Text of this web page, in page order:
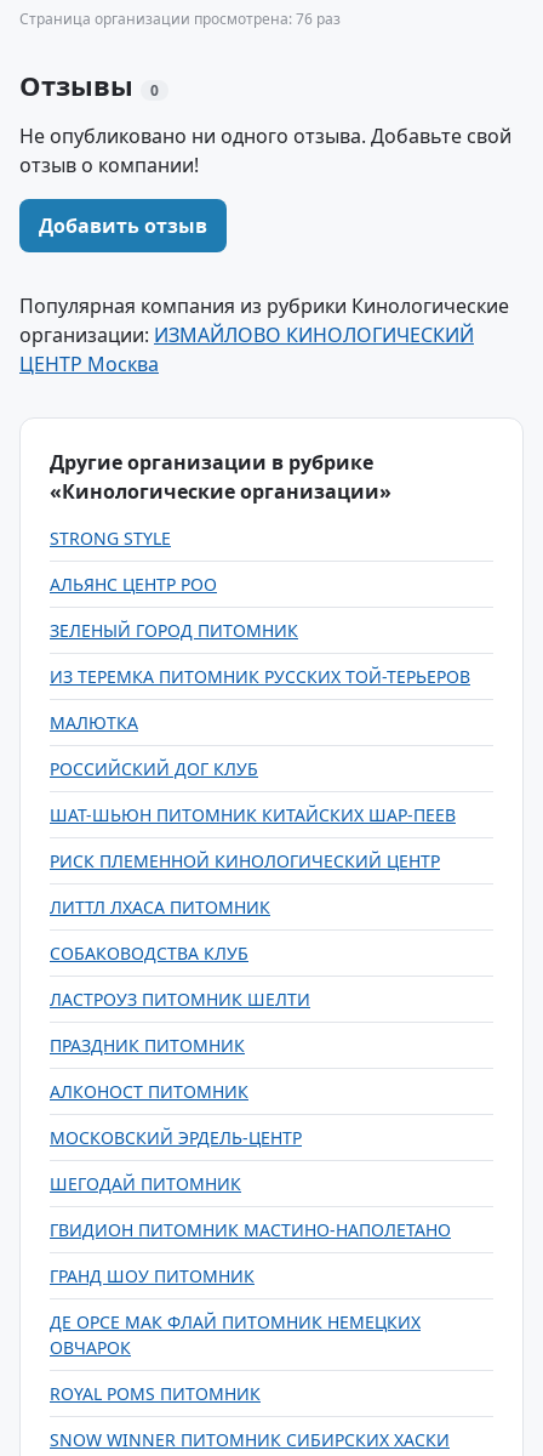
Страница организации просмотрена: 76 раз
Отзывы 0
Не опубликовано ни одного отзыва. Добавьте свой
отзыв о компании!
Добавить отзыв
Популярная компания из рубрики Кинологические
организации: ИЗМАЙЛОВО КИНОЛОГИЧЕСКИЙ
ЦЕНТР Москва
Другие организации в рубрике
«Кинологические организации»
STRONG STYLE
АЛЬЯНС ЦЕНТР РОО
ЗЕЛЕНЫЙ ГОРОД ПИТОМНИК
ИЗ ТЕРЕМКА ПИТОМНИК РУССКИХ ТОЙ-ТЕРЬЕРОВ
МАЛЮТКА
РОССИЙСКИЙ ДОГ КЛУБ
ШАТ-ШЬЮН ПИТОМНИК КИТАЙСКИХ ШАР-ПЕЕВ
РИСК ПЛЕМЕННОЙ КИНОЛОГИЧЕСКИЙ ЦЕНТР
ЛИТТЛ ЛХАСА ПИТОМНИК
СОБАКОВОДСТВА КЛУБ
ЛАСТРОУЗ ПИТОМНИК ШЕЛТИ
ПРАЗДНИК ПИТОМНИК
АЛКОНОСТ ПИТОМНИК
МОСКОВСКИЙ ЭРДЕЛЬ-ЦЕНТР
ШЕГОДАЙ ПИТОМНИК
ГВИДИОН ПИТОМНИК МАСТИНО-НАПОЛЕТАНО
ГРАНД ШОУ ПИТОМНИК
ДЕ ОРСЕ МАК ФЛАЙ ПИТОМНИК НЕМЕЦКИХ
ОВЧАРОК
ROYAL POMS ПИТОМНИК
SNOW WINNER ПИТОМНИК СИБИРСКИХ ХАСКИ